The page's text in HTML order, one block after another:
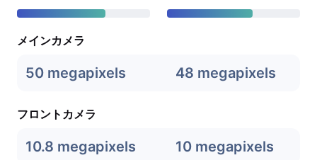
メインカメラ
50 megapixels 48 megapixels
フロントカメラ
10.8 megapixels 10 megapixels